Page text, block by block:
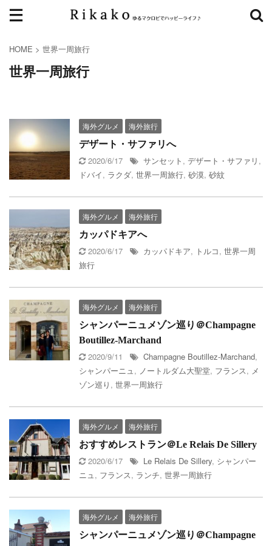
HOME > 世界一周旅行
世界一周旅行
海外グルメ
海外旅行
デザート・サファリへ
2020/6/17 サンセット , デザート・サファリ ,
ドバイ, ラクダ, 世界一周旅行, 砂漠, 砂紋
海外グルメ
海外旅行
カッパドキアへ
2020/6/17 カッパドキア, トルコ, 世界一周
旅行
海外グルメ
海外旅行
シャンパーニュメゾン巡り＠Champagne
Boutillez-Marchand
2020/9/11 Champagne Boutillez-Marchand,
シャンパーニュ, ノートルダム大聖堂, フランス, メ
ゾン巡り , 世界一周旅行
海外グルメ
海外旅行
おすすめレストラン＠Le Relais De Sillery
2020/6/17 Le Relais De Sillery, シャンパー
ニュ, フランス, ランチ, 世界一周旅行
海外グルメ
海外旅行
シャンパーニュメゾン巡り＠Champagne